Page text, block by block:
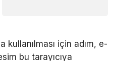
kullanılması için adım, e-
bu tarayıcıya